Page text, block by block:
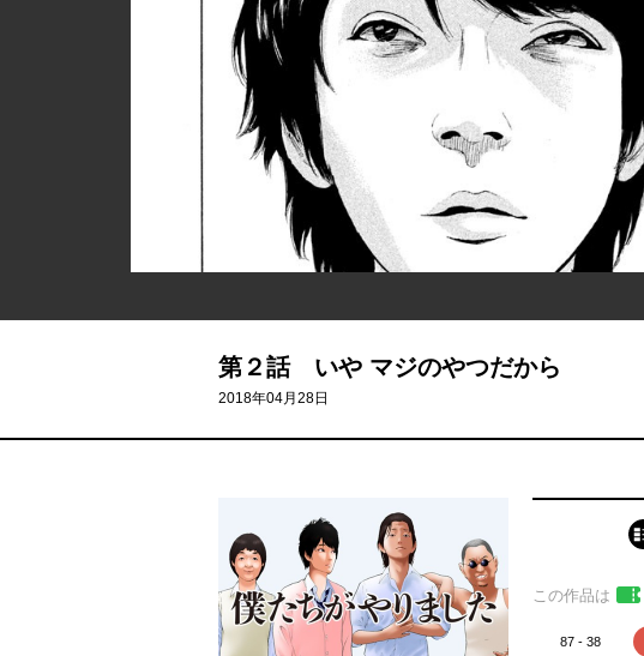
第２話 いや マジのやつだから
2018年04月28日
この作品は
87 - 38